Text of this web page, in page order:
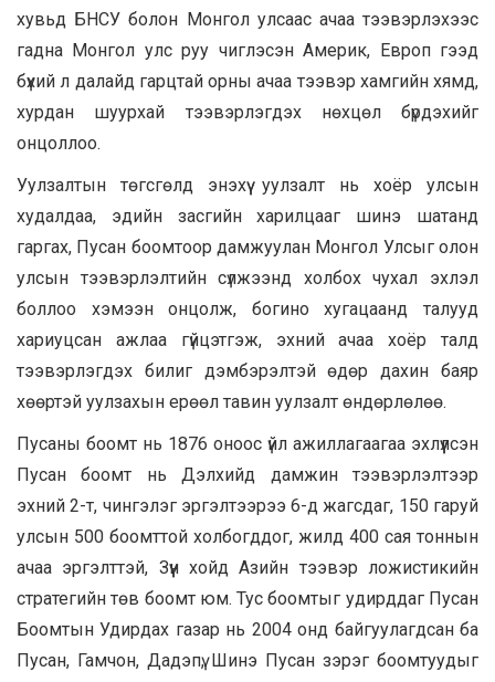
хувьд БНСУ болон Монгол улсаас ачаа тээвэрлэхээс
гадна Монгол улс руу чиглэсэн Америк, Европ гээд
бүхий л далайд гарцтай орны ачаа тээвэр хамгийн хямд,
хурдан шуурхай тээвэрлэгдэх нөхцөл бүрдэхийг
онцоллоо.
Уулзалтын төгсгөлд энэхүү уулзалт нь хоёр улсын
худалдаа, эдийн засгийн харилцааг шинэ шатанд
гаргах, Пусан боомтоор дамжуулан Монгол Улсыг олон
улсын тээвэрлэлтийн сүлжээнд холбох чухал эхлэл
боллоо хэмээн онцолж, богино хугацаанд талууд
хариуцсан ажлаа гүйцэтгэж, эхний ачаа хоёр талд
тээвэрлэгдэх билиг дэмбэрэлтэй өдөр дахин баяр
хөөртэй уулзахын ерөөл тавин уулзалт өндөрлөлөө.
Пусаны боомт нь 1876 оноос үйл ажиллагаагаа эхлүүлсэн
Пусан боомт нь Дэлхийд дамжин тээвэрлэлтээр
эхний 2-т, чингэлэг эргэлтээрээ 6-д жагсдаг, 150 гаруй
улсын 500 боомттой холбогддог, жилд 400 сая тоннын
ачаа эргэлттэй, Зүүн хойд Азийн тээвэр ложистикийн
стратегийн төв боомт юм. Тус боомтыг удирддаг Пусан
Боомтын Удирдах газар нь 2004 онд байгуулагдсан ба
Пусан, Гамчон, Дадэпү, Шинэ Пусан зэрэг боомтуудыг